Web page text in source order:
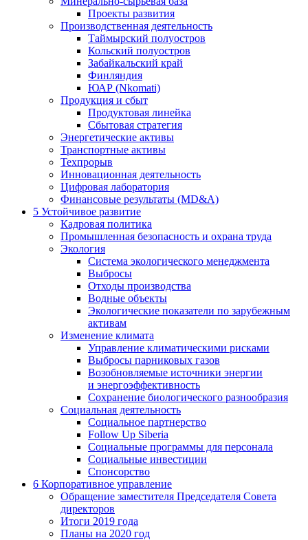
Проекты развития
Производственная деятельность
Таймырский полуостров
Кольский полуостров
Забайкальский край
Финляндия
ЮАР (Nkomati)
Продукция и сбыт
Продуктовая линейка
Сбытовая стратегия
Энергетические активы
Транспортные активы
Техпрорыв
Инновационная деятельность
Цифровая лаборатория
Финансовые результаты (MD&A)
5 Устойчивое развитие
Кадровая политика
Промышленная безопасность и охрана труда
Экология
Система экологического менеджмента
Выбросы
Отходы производства
Водные объекты
Экологические показатели по зарубежным
активам
Изменение климата
Управление климатическими рисками
Выбросы парниковых газов
Возобновляемые источники энергии
и энергоэффективность
Сохранение биологического разнообразия
Социальная деятельность
Социальное партнерство
Follow Up Siberia
Социальные программы для персонала
Социальные инвестиции
Спонсорство
6 Корпоративное управление
Обращение заместителя Председателя Совета
директоров
Итоги 2019 года
Планы на 2020 год